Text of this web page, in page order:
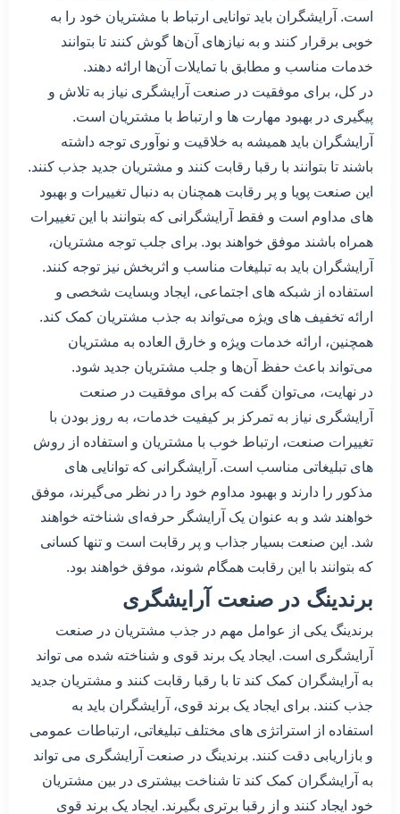
است. آرایشگران باید توانایی ارتباط با مشتریان خود را به
خوبی برقرار کنند و به نیازهای آن‌ها گوش کنند تا بتوانند
خدمات مناسب و مطابق با تمایلات آن‌ها ارائه دهند.
در کل، برای موفقیت در صنعت آرایشگری نیاز به تلاش و
پیگیری در بهبود مهارت ها و ارتباط با مشتریان است.
آرایشگران باید همیشه به خلاقیت و نوآوری توجه داشته
باشند تا بتوانند با رقبا رقابت کنند و مشتریان جدید جذب کنند.
این صنعت پویا و پر رقابت همچنان به دنبال تغییرات و بهبود
های مداوم است و فقط آرایشگرانی که بتوانند با این تغییرات
همراه باشند موفق خواهند بود. برای جلب توجه مشتریان،
آرایشگران باید به تبلیغات مناسب و اثربخش نیز توجه کنند.
استفاده از شبکه های اجتماعی، ایجاد وبسایت شخصی و
ارائه تخفیف های ویژه می‌تواند به جذب مشتریان کمک کند.
همچنین، ارائه خدمات ویژه و خارق العاده به مشتریان
می‌تواند باعث حفظ آن‌ها و جلب مشتریان جدید شود.
در نهایت، می‌توان گفت که برای موفقیت در صنعت
آرایشگری نیاز به تمرکز بر کیفیت خدمات، به روز بودن با
تغییرات صنعت، ارتباط خوب با مشتریان و استفاده از روش
های تبلیغاتی مناسب است. آرایشگرانی که توانایی های
مذکور را دارند و بهبود مداوم خود را در نظر می‌گیرند، موفق
خواهند شد و به عنوان یک آرایشگر حرفه‌ای شناخته خواهند
شد. این صنعت بسیار جذاب و پر رقابت است و تنها کسانی
که بتوانند با این رقابت همگام شوند، موفق خواهند بود.
برندینگ در صنعت آرایشگری
برندینگ یکی از عوامل مهم در جذب مشتریان در صنعت
آرایشگری است. ایجاد یک برند قوی و شناخته شده می تواند
به آرایشگران کمک کند تا با رقبا رقابت کنند و مشتریان جدید
جذب کنند. برای ایجاد یک برند قوی، آرایشگران باید به
استفاده از استراتژی های مختلف تبلیغاتی، ارتباطات عمومی
و بازاریابی دقت کنند. برندینگ در صنعت آرایشگری می تواند
به آرایشگران کمک کند تا شناخت بیشتری در بین مشتریان
خود ایجاد کنند و از رقبا برتری بگیرند. ایجاد یک برند قوی